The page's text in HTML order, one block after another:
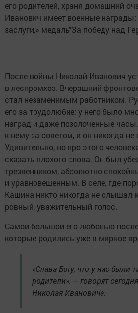
его родителей, храня домашний
Иванович имеет военные
заслуги,» медаль"За победу над
После войны Николай Иванович
в леспромхоз. Вчерашний
стал незаменимым работником.
его за трудолюбие: у него было
наград и даже позолоченные
к нему за советом, и он никогда не
Удивительно, но про этого
сказать плохого слова. Он был
трезвенником, абсолютно
и уравновешенным. В селе, где
Кашина никто никогда не слышал
ровный, уважительный голос.
Самой большой его любовью
которые родились уже в мирное
«Слава Богу, что у нас были
родители», — говорят
Николая Ивановича.